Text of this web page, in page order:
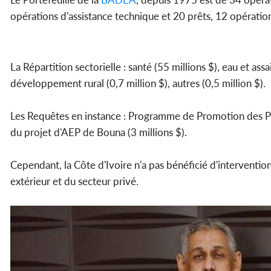
opérations d'assistance technique et 20 prêts, 12
La Répartition sectorielle : santé (55 millions $), eau et
développement rural (0,7 million $), autres (0,5 million $).
Les Requêtes en instance : Programme de Promotion
du projet d'AEP de Bouna (3 millions $).
Cependant, la Côte d'Ivoire n'a pas bénéficié
extérieur et du secteur privé.